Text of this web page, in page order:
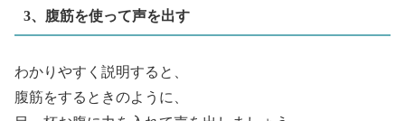
3、腹筋を使って声を出す
わかりやすく説明すると、
腹筋をするときのように、